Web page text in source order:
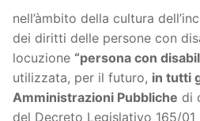
nell’àmbito della cultura
dei diritti delle persone con
locuzione “persona con
utilizzata, per il futuro, in tutti
Amministrazioni Pubbliche di
del Decreto Legislativo 165/01